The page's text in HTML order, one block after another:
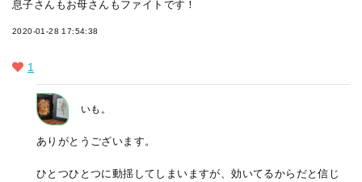
息子さんもお母さんもファイトです！
2020-01-28 17:54:38
1
いも。
ありがとうございます。
ひとつひとつに動揺してしまいますが、効いてるからだと信じ